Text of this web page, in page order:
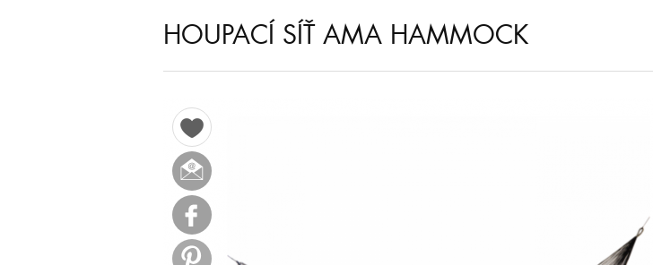
HOUPACÍ SÍŤ AMA HAMMOCK